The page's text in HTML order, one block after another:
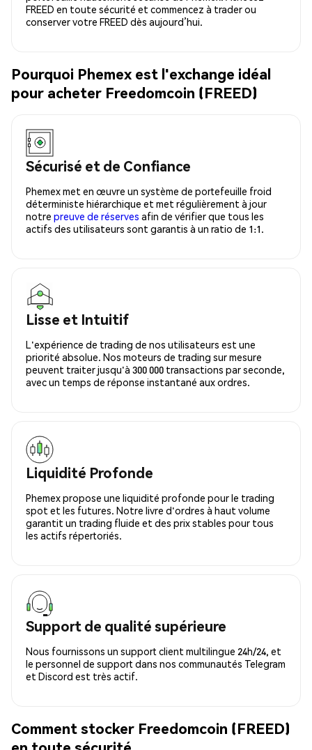
FREED en toute sécurité et commencez à trader ou
conserver votre FREED dès aujourd’hui.
Pourquoi Phemex est l'exchange idéal
pour acheter Freedomcoin (FREED)
Sécurisé et de Confiance
Phemex met en œuvre un système de portefeuille froid
déterministe hiérarchique et met régulièrement à jour
notre preuve de réserves afin de vérifier que tous les
actifs des utilisateurs sont garantis à un ratio de 1:1.
Lisse et Intuitif
L'expérience de trading de nos utilisateurs est une
priorité absolue. Nos moteurs de trading sur mesure
peuvent traiter jusqu'à 300 000 transactions par seconde,
avec un temps de réponse instantané aux ordres.
Liquidité Profonde
Phemex propose une liquidité profonde pour le trading
spot et les futures. Notre livre d'ordres à haut volume
garantit un trading fluide et des prix stables pour tous
les actifs répertoriés.
Support de qualité supérieure
Nous fournissons un support client multilingue 24h/24, et
le personnel de support dans nos communautés Telegram
et Discord est très actif.
Comment stocker Freedomcoin (FREED)